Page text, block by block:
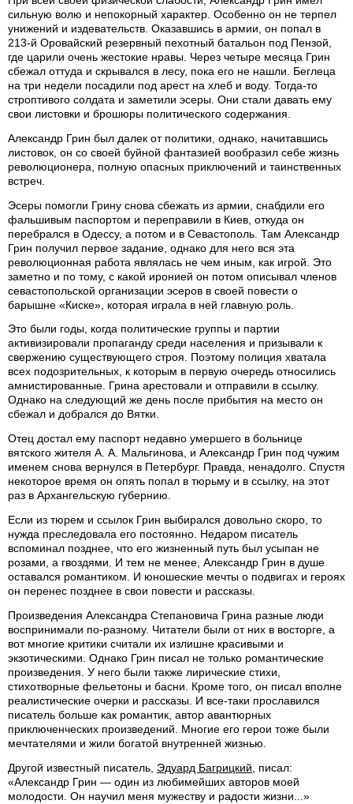
сильную волю и непокорный характер. Особенно он не терпел
унижений и издевательств. Оказавшись в армии, он попал в
213-й Оровайский резервный пехотный батальон под Пензой,
где царили очень жестокие нравы. Через четыре месяца Грин
сбежал оттуда и скрывался в лесу, пока его не нашли. Беглеца
на три недели посадили под арест на хлеб и воду. Тогда-то
строптивого солдата и заметили эсеры. Они стали давать ему
свои листовки и брошюры политического содержания.
Александр Грин был далек от политики, однако, начитавшись
листовок, он со своей буйной фантазией вообразил себе жизнь
революционера, полную опасных приключений и таинственных
встреч.
Эсеры помогли Грину снова сбежать из армии, снабдили его
фальшивым паспортом и переправили в Киев, откуда он
перебрался в Одессу, а потом и в Севастополь. Там Александр
Грин получил первое задание, однако для него вся эта
революционная работа являлась не чем иным, как игрой. Это
заметно и по тому, с какой иронией он потом описывал членов
севастопольской организации эсеров в своей повести о
барышне «Киске», которая играла в ней главную роль.
Это были годы, когда политические группы и партии
активизировали пропаганду среди населения и призывали к
свержению существующего строя. Поэтому полиция хватала
всех подозрительных, к которым в первую очередь относились
амнистированные. Грина арестовали и отправили в ссылку.
Однако на следующий же день после прибытия на место он
сбежал и добрался до Вятки.
Отец достал ему паспорт недавно умершего в больнице
вятского жителя А. А. Мальгинова, и Александр Грин под чужим
именем снова вернулся в Петербург. Правда, ненадолго. Спустя
некоторое время он опять попал в тюрьму и в ссылку, на этот
раз в Архангельскую губернию.
Если из тюрем и ссылок Грин выбирался довольно скоро, то
нужда преследовала его постоянно. Недаром писатель
вспоминал позднее, что его жизненный путь был усыпан не
розами, а гвоздями. И тем не менее, Александр Грин в душе
оставался романтиком. И юношеские мечты о подвигах и героях
он перенес позднее в свои повести и рассказы.
Произведения Александра Степановича Грина разные люди
воспринимали по-разному. Читатели были от них в восторге, а
вот многие критики считали их излишне красивыми и
экзотическими. Однако Грин писал не только романтические
произведения. У него были также лирические стихи,
стихотворные фельетоны и басни. Кроме того, он писал вполне
реалистические очерки и рассказы. И все-таки прославился
писатель больше как романтик, автор авантюрных
приключенческих произведений. Многие его герои тоже были
мечтателями и жили богатой внутренней жизнью.
Другой известный писатель, Эдуард Багрицкий, писал:
«Александр Грин — один из любимейших авторов моей
молодости. Он научил меня мужеству и радости жизни...»